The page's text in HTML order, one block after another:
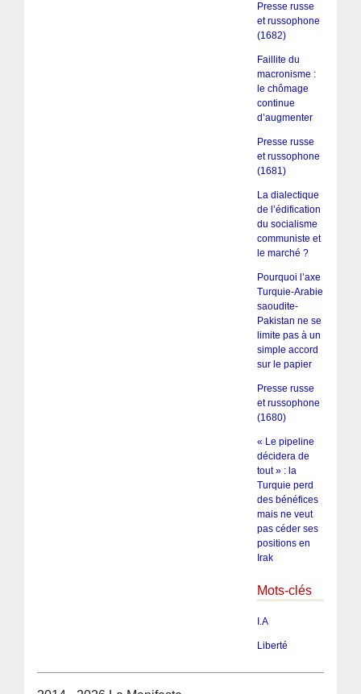
Presse russe
et russophone
(1682)
Faillite du
macronisme :
le chômage
continue
d’augmenter
Presse russe
et russophone
(1681)
La dialectique
de l’édification
du socialisme
communiste et
le marché ?
Pourquoi l’axe
Turquie-Arabie
saoudite-
Pakistan ne se
limite pas à un
simple accord
sur le papier
Presse russe
et russophone
(1680)
« Le pipeline
décidera de
tout » : la
Turquie perd
des bénéfices
mais ne veut
pas céder ses
positions en
Irak
Mots-clés
I.A
Liberté